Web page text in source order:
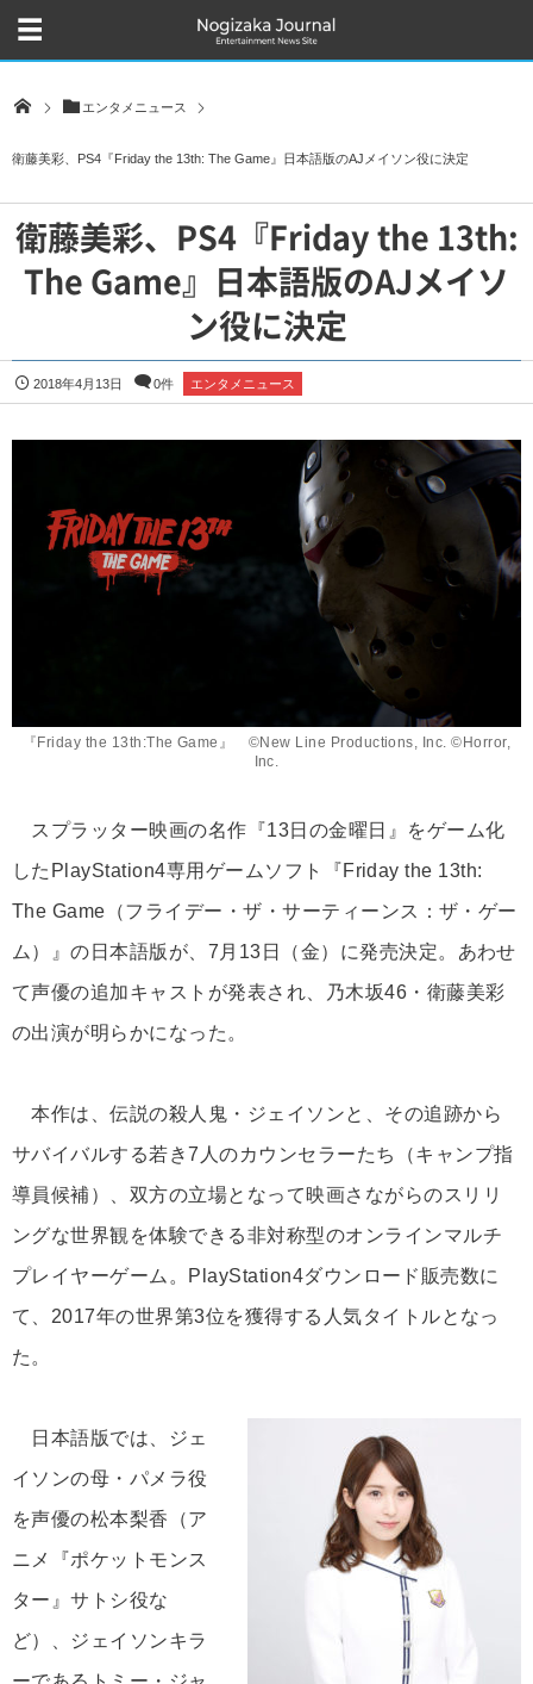
エンタメニュース
衛藤美彩、PS4『Friday the 13th: The Game』日本語版のAJメイソン役に決定
衛藤美彩、PS4『Friday the 13th:
The Game』日本語版のAJメイソ
ン役に決定
2018年4月13日 0件 エンタメニュース
『Friday the 13th:The Game』 ©New Line Productions, Inc. ©Horror,
Inc.
スプラッター映画の名作『13日の金曜日』をゲーム化
したPlayStation4専用ゲームソフト『Friday the 13th:
The Game（フライデー・ザ・サーティーンス：ザ・ゲー
ム）』の日本語版が、7月13日（金）に発売決定。あわせ
て声優の追加キャストが発表され、乃木坂46・衛藤美彩
の出演が明らかになった。
本作は、伝説の殺人鬼・ジェイソンと、その追跡から
サバイバルする若き7人のカウンセラーたち（キャンプ指
導員候補）、双方の立場となって映画さながらのスリリ
ングな世界観を体験できる非対称型のオンラインマルチ
プレイヤーゲーム。PlayStation4ダウンロード販売数に
て、2017年の世界第3位を獲得する人気タイトルとなっ
た。
日本語版では、ジェ
イソンの母・パメラ役
を声優の松本梨香（ア
ニメ『ポケットモンス
ター』サトシ役な
ど）、ジェイソンキラ